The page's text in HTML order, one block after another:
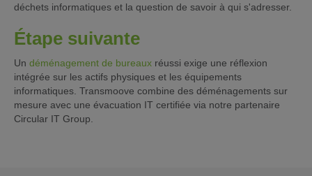
déchets informatiques et la question de savoir à qui s'adresser.
Étape suivante
Un déménagement de bureaux réussi exige une réflexion
intégrée sur les actifs physiques et les équipements
informatiques. Transmoove combine des déménagements sur
mesure avec une évacuation IT certifiée via notre partenaire
Circular IT Group.